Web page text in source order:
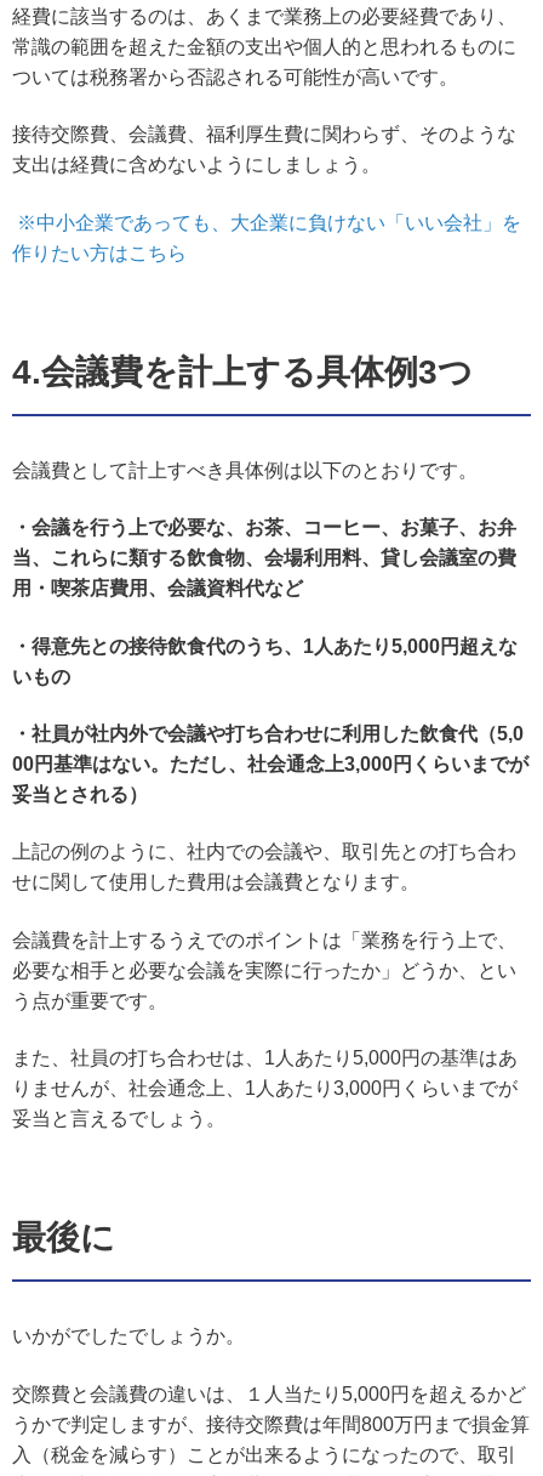
経費に該当するのは、あくまで業務上の必要経費であり、
常識の範囲を超えた金額の支出や個人的と思われるものに
ついては税務署から否認される可能性が高いです。
接待交際費、会議費、福利厚生費に関わらず、そのような
支出は経費に含めないようにしましょう。
※中小企業であっても、大企業に負けない「いい会社」を
作りたい方はこちら
4.会議費を計上する具体例3つ
会議費として計上すべき具体例は以下のとおりです。
・会議を行う上で必要な、お茶、コーヒー、お菓子、お弁
当、これらに類する飲食物、会場利用料、貸し会議室の費
用・喫茶店費用、会議資料代など
・得意先との接待飲食代のうち、1人あたり5,000円超えな
いもの
・社員が社内外で会議や打ち合わせに利用した飲食代（5,0
00円基準はない。ただし、社会通念上3,000円くらいまでが
妥当とされる）
上記の例のように、社内での会議や、取引先との打ち合わ
せに関して使用した費用は会議費となります。
会議費を計上するうえでのポイントは「業務を行う上で、
必要な相手と必要な会議を実際に行ったか」どうか、とい
う点が重要です。
また、社員の打ち合わせは、1人あたり5,000円の基準はあ
りませんが、社会通念上、1人あたり3,000円くらいまでが
妥当と言えるでしょう。
最後に
いかがでしたでしょうか。
交際費と会議費の違いは、１人当たり5,000円を超えるかど
うかで判定しますが、接待交際費は年間800万円まで損金算
入（税金を減らす）ことが出来るようになったので、取引